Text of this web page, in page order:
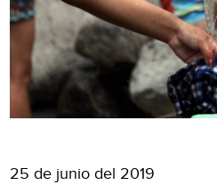
25 de junio del 2019